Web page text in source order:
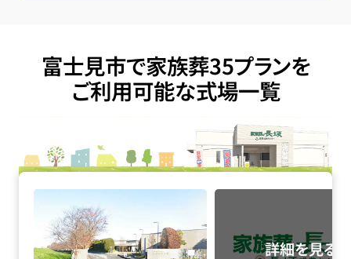
富士見市で家族葬35プランを
ご利用可能な式場一覧
しののめの里の詳細へ